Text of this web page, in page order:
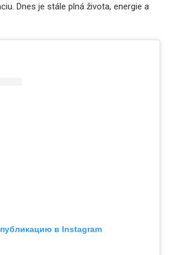
Dnes je stále plná života, energie a
в Instagram